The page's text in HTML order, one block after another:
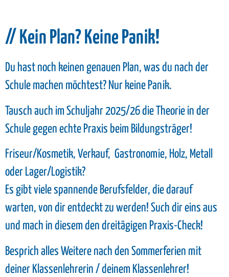
// Kein Plan? Keine Panik!
Du hast noch keinen genauen Plan, was du nach der
Schule machen möchtest? Nur keine Panik.
Tausch auch im Schuljahr 2025/26 die Theorie in der
Schule gegen echte Praxis beim Bildungsträger!
Friseur/Kosmetik, Verkauf, Gastronomie, Holz, Metall
oder Lager/Logistik?
Es gibt viele spannende Berufsfelder, die darauf
warten, von dir entdeckt zu werden! Such dir eins aus
und mach in diesem den dreitägigen Praxis-Check!
Besprich alles Weitere nach den Sommerferien mit
deiner Klassenlehrerin / deinem Klassenlehrer!